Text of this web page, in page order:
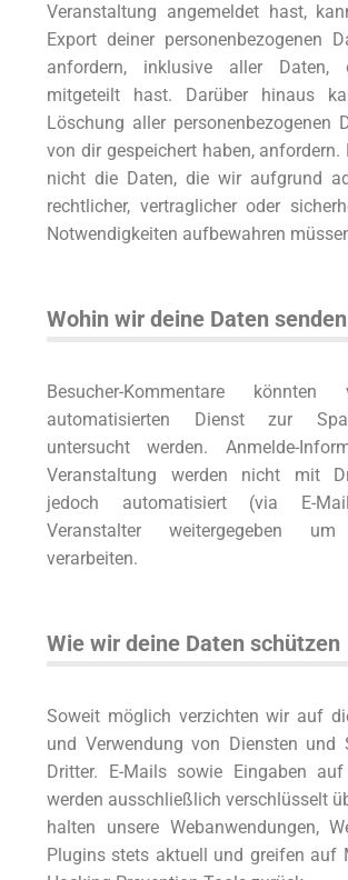
Veranstaltung angemeldet hast,
Export deiner personenbezogenen
anfordern, inklusive aller
mitgeteilt hast. Darüber hinaus
Löschung aller personenbezogenen
von dir gespeichert haben,
nicht die Daten, die wir aufgrund
rechtlicher, vertraglicher oder
Notwendigkeiten aufbewahren
Wohin wir deine Daten senden
Besucher-Kommentare
automatisierten Dienst zur
untersucht werden. Anmelde-
Veranstaltung werden nicht mit
jedoch automatisiert (via E-
Veranstalter weitergegeben
verarbeiten.
Wie wir deine Daten schützen
Soweit möglich verzichten wir auf
und Verwendung von Diensten und
Dritter. E-Mails sowie Eingaben
werden ausschließlich verschlüsselt
halten unsere Webanwendungen,
Plugins stets aktuell und greifen auf